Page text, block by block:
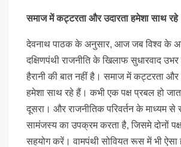
समाज में कट्टरता और उदारता हमेशा साथ रहे
देवनाथ पाठक के अनुसार, आज जब विश्व के
दक्षिणपंथी राजनीति के खिलाफ सुधारवाद उभर
हैरानी की बात नहीं है। समाज में कट्टरता और
हमेशा साथ रहे हैं। कभी एक पक्ष प्रबल हो
दूसरा। और राजनीतिक परिवर्तन के माध्यम
सामंजस्य का उपक्रम करता है, जिसमे दोनों
सहयोग करें। वामपंथी सोवियत रूस में भी